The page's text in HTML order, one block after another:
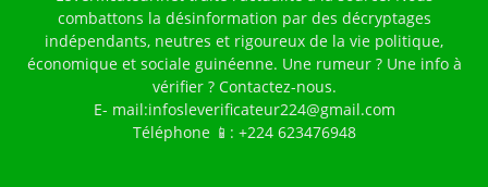
combattons la désinformation par des décryptages
indépendants, neutres et rigoureux de la vie politique,
économique et sociale guinéenne. Une rumeur ? Une info à
vérifier ? Contactez-nous.
E- mail:infosleverificateur224@gmail.com
Téléphone 📱: +224 623476948